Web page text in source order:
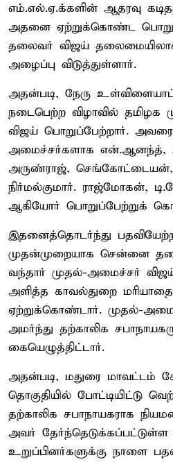
எம்.எல்.ஏ.க்களின் ஆதரவு
அதனை ஏற்றுக்கொண்ட
தலைவர் விஜய்
அழைப்பு விடுத்துள்ளார்.
அதன்படி, நேரு
நடைபெற்ற விழாவில் தமிழக
விஜய் பொறுப்பேற்றார்.
அமைச்சர்களாக என்.ஆனந்த்,
அருண்ராஜ்,
நிர்மல்குமார். ராஜ்மோகன்,
ஆகியோர் பொறுப்பேற்றுக்
இதனைத்தொடர்ந்து
முதன்முறையாக சென்னை
வந்தார் முதல்-அமைச்சர்
அளித்த காவல்துறை
ஏற்றுக்கொண்டார். முதல்-
அமர்ந்து தற்காலிக
கையெழுத்திட்டார்.
அதன்படி, மதுரை மாவட்டம்
தொகுதியில் போட்டியிட்டு
தற்காலிக சபாநாயகராக
அவர்
உறுப்பினர்களுக்கு நாளை